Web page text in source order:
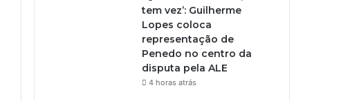
tem vez’: Guilherme
Lopes coloca
representação de
Penedo no centro da
disputa pela ALE
4 horas atrás